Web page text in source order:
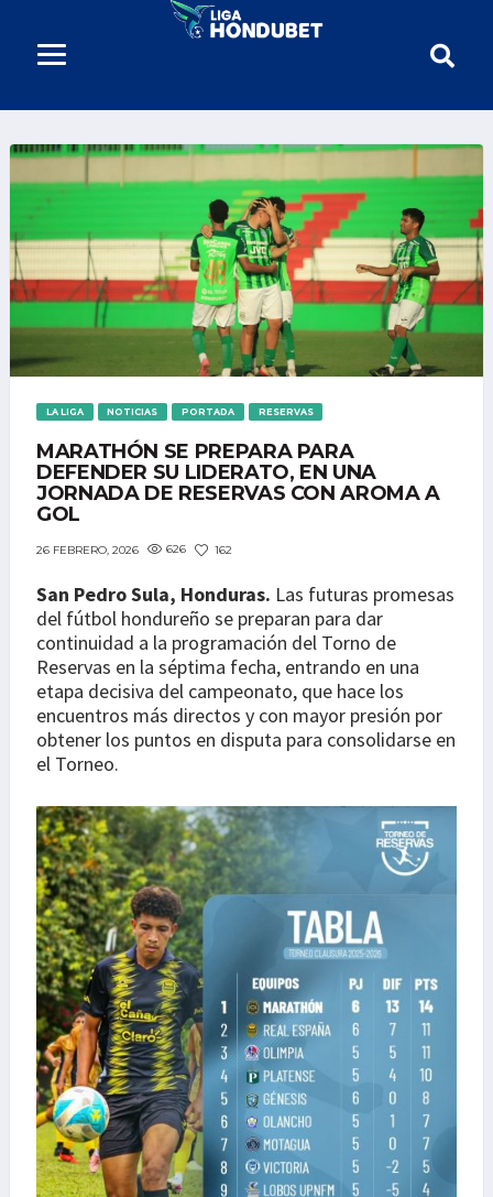
LA LIGA NOTICIAS PORTADA RESERVAS
MARATHÓN SE PREPARA PARA
DEFENDER SU LIDERATO, EN UNA
JORNADA DE RESERVAS CON AROMA A
GOL
26 FEBRERO, 2026 626 162
San Pedro Sula, Honduras. Las futuras promesas
del fútbol hondureño se preparan para dar
continuidad a la programación del Torno de
Reservas en la séptima fecha, entrando en una
etapa decisiva del campeonato, que hace los
encuentros más directos y con mayor presión por
obtener los puntos en disputa para consolidarse en
el Torneo.